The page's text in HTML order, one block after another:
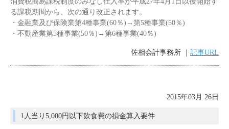
る課税期間から、次の通り改正されます。
・金融業及び保険業第4種事業(60％)→第5種事業(50％)
・不動産業第5種事業(50％)→第6種事業(40％)
佐相会計事務所 ｜ 記事URL
2015年03月 26日
1人当り5,000円以下飲食費の損金算入要件